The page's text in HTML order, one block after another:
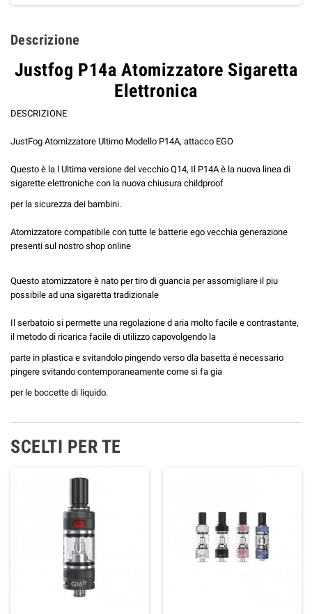
Descrizione
Justfog P14a Atomizzatore Sigaretta
Elettronica
DESCRIZIONE:
JustFog Atomizzatore Ultimo Modello P14A, attacco EGO
Questo è la l Ultima versione del vecchio Q14, Il P14A è la nuova linea di
sigarette elettroniche con la nuova chiusura childproof
per la sicurezza dei bambini.
Atomizzatore compatibile con tutte le batterie ego vecchia generazione
presenti sul nostro shop online
Questo atomizzatore è nato per tiro di guancia per assomigliare il piu
possibile ad una sigaretta tradizionale
Il serbatoio si permette una regolazione d aria molto facile e contrastante,
il metodo di ricarica facile di utilizzo capovolgendo la
parte in plastica e svitandolo pingendo verso dla basetta é necessario
pingere svitando contemporaneamente come si fa gia
per le boccette di liquido.
SCELTI PER TE